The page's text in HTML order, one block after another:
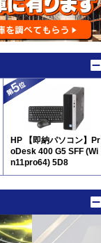
HP 【即納パソコン】Pr
oDesk 400 G5 SFF (Wi
n11pro64) 5D8